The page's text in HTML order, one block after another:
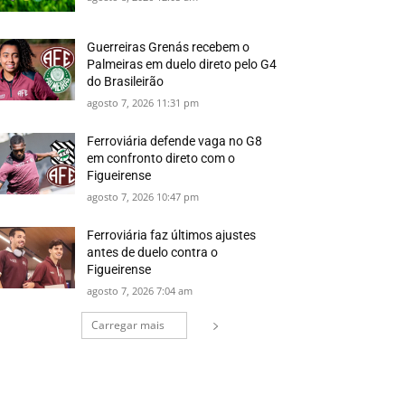
Guerreiras Grenás recebem o
Palmeiras em duelo direto pelo G4
do Brasileirão
agosto 7, 2026 11:31 pm
Ferroviária defende vaga no G8
em confronto direto com o
Figueirense
agosto 7, 2026 10:47 pm
Ferroviária faz últimos ajustes
antes de duelo contra o
Figueirense
agosto 7, 2026 7:04 am
Carregar mais